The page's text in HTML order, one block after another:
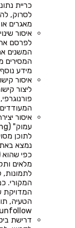
כריית
לסרוק,
מאגרים
איסור
לפרסם
המשנים
המסירים
מידע
איסור
ליצור
איסור
לתוכן
נמצא
מלאים
המקורי.
המדויקת
הטעיה,
unfollow.
דרישת